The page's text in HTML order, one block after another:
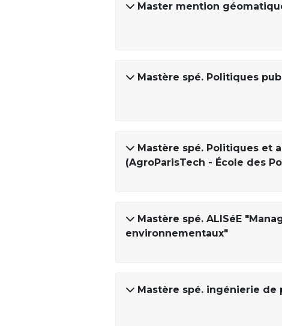
Master mention
Mastère spé. Politiques
Mastère spé. Politiques et
(AgroParisTech - École des
Mastère spé. ALISéE
environnementaux"
Mastère spé. ingénierie